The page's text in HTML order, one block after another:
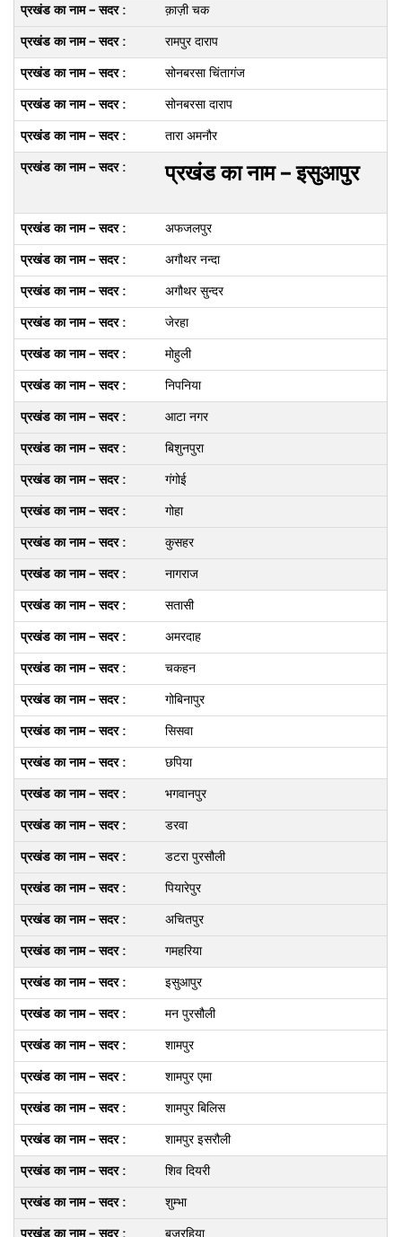
क़ाज़ी चक
रामपुर दाराप
सोनबरसा चिंतागंज
सोनबरसा दाराप
तारा अमनौर
प्रखंड का नाम – इसुआपुर
अफजलपुर
अगौथर नन्‍दा
अगौथर सुन्‍दर
जेरहा
मोहुली
निपनिया
आटा नगर
बिशुनपुरा
गंगोई
गोहा
कुसहर
नागराज
सतासी
अमरदाह
चकहन
गोबिनापुर
सिसवा
छपिया
भगवानपुर
डरवा
डटरा पुरसौली
पियारेपुर
अचितपुर
गमहरिया
इसुआपुर
मन पुरसौली
शामपुर
शामपुर एमा
शामपुर बिलिस
शामपुर इसरौली
शिव दियरी
शुम्‍भा